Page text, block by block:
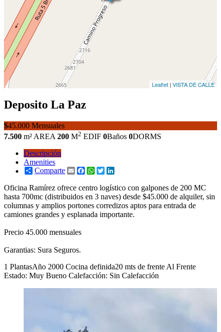
Leaflet | VISTA DE CALLE
Deposito La Paz
$45.000 Mensuales
7.500 m² AREA 200 M2 EDIF 0Baños 0DORMS
Descripción
Amenities
Comparte
EmailFacebook
WhatsApp
Twitter
Oficina Ramírez ofrece centro logístico con galpones de 200 MC
hasta 700mc (distribuidos en 3 naves) desde $45.000 de alquiler, sin
columnas y amplios portones corredizos aptos para entrada de
camiones grandes y esplanada importante.
Precio 45.000 mensuales
Garantias: Sura Seguros.
1 PlantasAño 2000 Cocina definida20 mts de frente Al Frente
Estado: Muy Bueno Calefacción: Sin Calefacción